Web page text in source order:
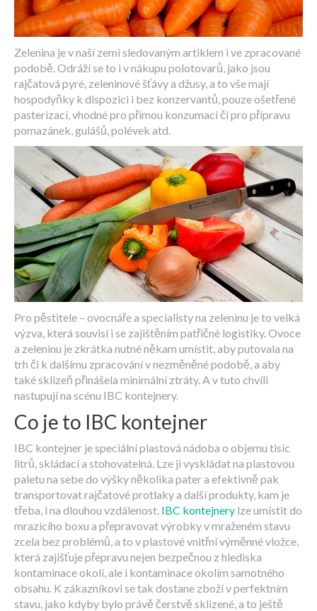
Zelenina je v naší zemi sledovaným artiklem i ve zpracované
podobě. Odráží se to i v nákupu polotovarů, jako jsou
rajčatová pyré, zeleninové šťávy a džusy, a to vše mají
hospodyňky k dispozici i bez konzervantů, pouze ošetřené
pasterizací, vhodné pro přímou konzumaci či pro přípravu
pomazánek, gulášů, polévek atd.
Pro pěstitele – ovocnáře a specialisty na zeleninu je to velká
výzva, která souvisí i se zajištěním patřičné logistiky. Ovoce
a zeleninu je zkrátka nutné někam umístit, aby putovala na
trh či k dalšímu zpracování v nezměněné podobě, a aby
také sklizeň přinášela minimální ztráty. A v tuto chvíli
nastupují na scénu IBC kontejnery.
Co je to IBC kontejner
IBC kontejner je speciální plastová nádoba o objemu tisíc
litrů, skládací a stohovatelná. Lze ji vyskládat na plastovou
paletu na sebe do výšky několika pater a efektivně pak
transportovat rajčatové protlaky a další produkty, kam je
třeba, i na dlouhou vzdálenost. IBC kontejnery lze umístit do
mrazicího boxu a přepravovat výrobky v mraženém stavu
zcela bez problémů, a to v plastové vnitřní výměnné vložce,
která zajišťuje přepravu nejen bezpečnou z hlediska
kontaminace okolí, ale i kontaminace okolím samotného
obsahu. K zákazníkovi se tak dostane zboží v perfektním
stavu, jako kdyby bylo právě čerstvě sklizené, a to ještě